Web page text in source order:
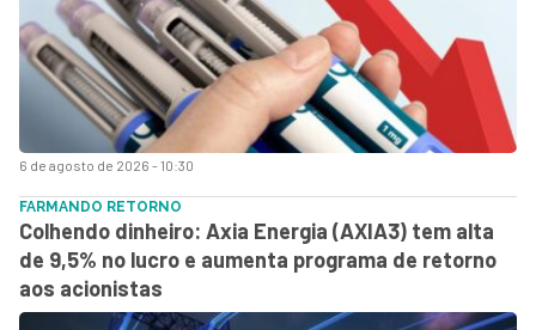
6 de agosto de 2026 - 10:30
FARMANDO RETORNO
Colhendo dinheiro: Axia Energia (AXIA3) tem alta
de 9,5% no lucro e aumenta programa de retorno
aos acionistas